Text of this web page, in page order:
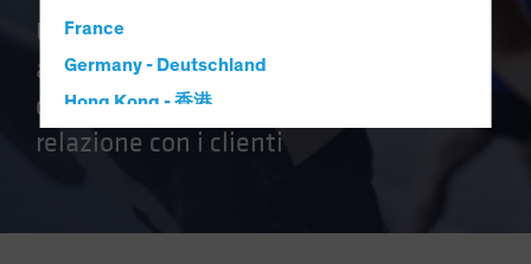
France
Germany - Deutschland
Hong Kong - 香港
Hungary
Un set di strumenti in costante
aggiornamento per aiutare i
consulenti a gestire al meglio la
relazione con i clienti